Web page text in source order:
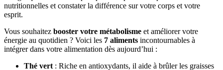
nutritionnelles et constater la différence sur votre corps et votre
esprit.
Vous souhaitez booster votre métabolisme et améliorer votre
énergie au quotidien ? Voici les 7 aliments incontournables à
intégrer dans votre alimentation dès aujourd’hui :
Thé vert: Riche en antioxydants, il aide à brûler les graisses